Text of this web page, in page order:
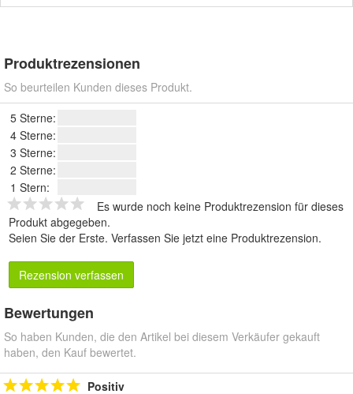
Produktrezensionen
So beurteilen Kunden dieses Produkt.
5 Sterne:
4 Sterne:
3 Sterne:
2 Sterne:
1 Stern:
Es wurde noch keine Produktrezension für dieses
Produkt abgegeben.
Seien Sie der Erste. Verfassen Sie jetzt eine Produktrezension.
Rezension verfassen
Bewertungen
So haben Kunden, die den Artikel bei diesem Verkäufer gekauft
haben, den Kauf bewertet.
Positiv